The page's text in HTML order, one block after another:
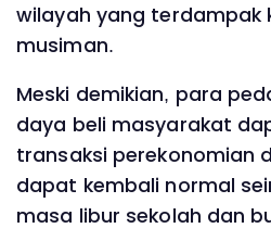
wilayah yang terdampak
musiman.
Meski demikian, para
daya beli masyarakat
transaksi perekonomian
dapat kembali normal
masa libur sekolah dan